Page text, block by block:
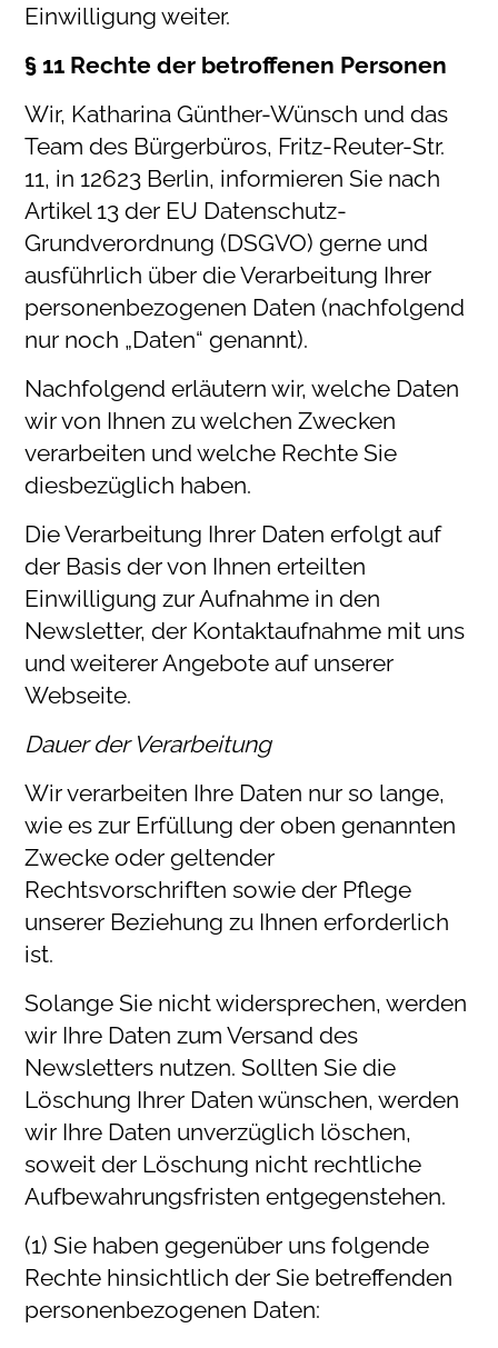
Einwilligung weiter.
§ 11 Rechte der betroffenen Personen
Wir, Katharina Günther-Wünsch und das
Team des Bürgerbüros, Fritz-Reuter-Str.
11, in 12623 Berlin, informieren Sie nach
Artikel 13 der EU Datenschutz-
Grundverordnung (DSGVO) gerne und
ausführlich über die Verarbeitung Ihrer
personenbezogenen Daten (nachfolgend
nur noch „Daten“ genannt).
Nachfolgend erläutern wir, welche Daten
wir von Ihnen zu welchen Zwecken
verarbeiten und welche Rechte Sie
diesbezüglich haben.
Die Verarbeitung Ihrer Daten erfolgt auf
der Basis der von Ihnen erteilten
Einwilligung zur Aufnahme in den
Newsletter, der Kontaktaufnahme mit uns
und weiterer Angebote auf unserer
Webseite.
Dauer der Verarbeitung
Wir verarbeiten Ihre Daten nur so lange,
wie es zur Erfüllung der oben genannten
Zwecke oder geltender
Rechtsvorschriften sowie der Pflege
unserer Beziehung zu Ihnen erforderlich
ist.
Solange Sie nicht widersprechen, werden
wir Ihre Daten zum Versand des
Newsletters nutzen. Sollten Sie die
Löschung Ihrer Daten wünschen, werden
wir Ihre Daten unverzüglich löschen,
soweit der Löschung nicht rechtliche
Aufbewahrungsfristen entgegenstehen.
(1) Sie haben gegenüber uns folgende
Rechte hinsichtlich der Sie betreffenden
personenbezogenen Daten: